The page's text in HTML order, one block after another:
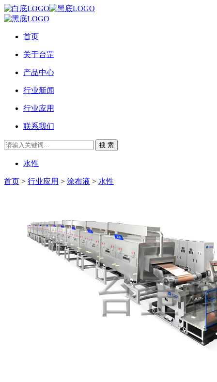
首页
关于台罡
产品中心
行业新闻
行业应用
联系我们
搜 索
水性
首页 > 行业应用 > 涂布液 > 水性